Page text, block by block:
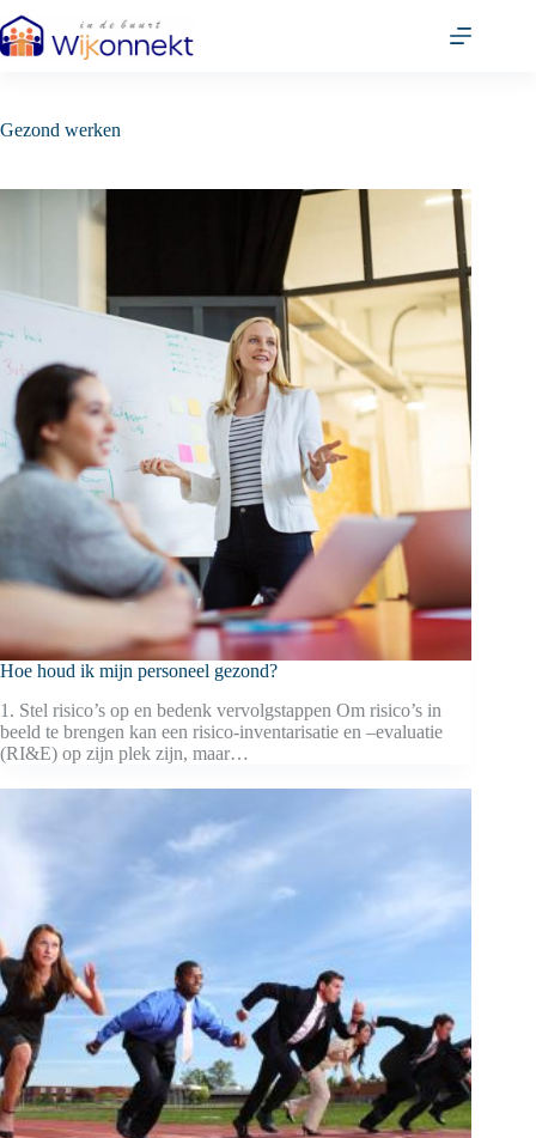
naar
de
Gezond werken
Hoe houd ik mijn personeel gezond?
1. Stel risico’s op en bedenk vervolgstappen Om risico’s in
beeld te brengen kan een risico-inventarisatie en –evaluatie
(RI&E) op zijn plek zijn, maar…